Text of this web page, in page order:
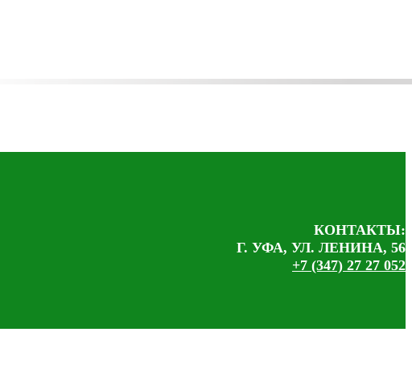
КОНТАКТЫ:
Г. УФА, УЛ. ЛЕНИНА, 56
+7 (347) 27 27 052